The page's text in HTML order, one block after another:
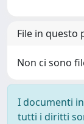
File in questo
Non ci sono
I documenti
tutti i diritti